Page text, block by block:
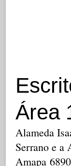
Área
Alameda
Serrano e a
Amapa